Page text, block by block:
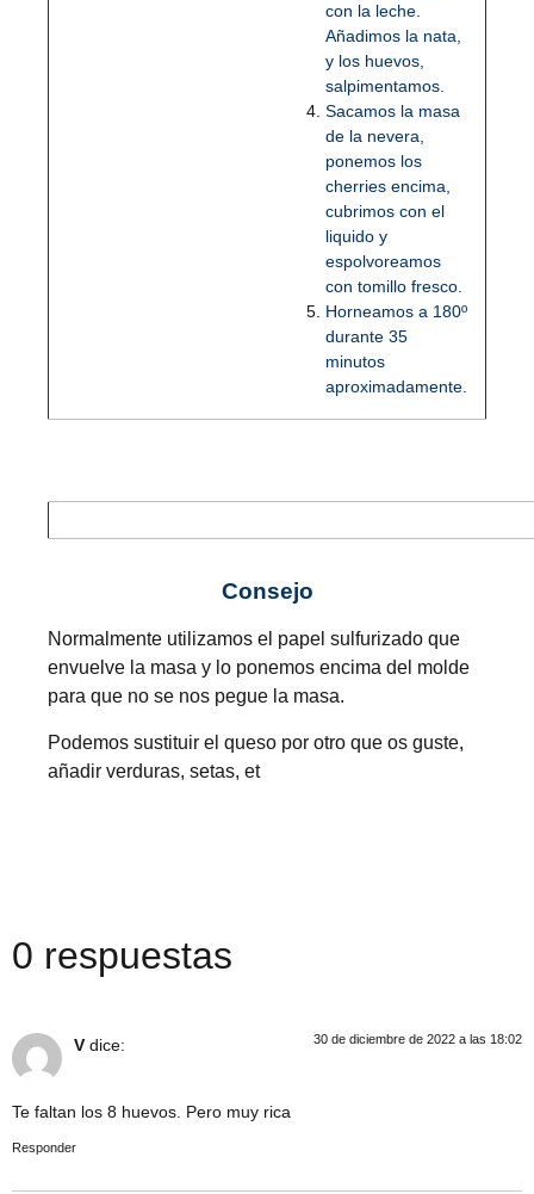
con la leche.
Añadimos la nata,
y los huevos,
salpimentamos.
Sacamos la masa
de la nevera,
ponemos los
cherries encima,
cubrimos con el
liquido y
espolvoreamos
con tomillo fresco.
Horneamos a 180º
durante 35
minutos
aproximadamente.
Consejo
Normalmente utilizamos el papel sulfurizado que
envuelve la masa y lo ponemos encima del molde
para que no se nos pegue la masa.
Podemos sustituir el queso por otro que os guste,
añadir verduras, setas, et
0 respuestas
V dice: 30 de diciembre de 2022 a las 18:02
Te faltan los 8 huevos. Pero muy rica
Responder